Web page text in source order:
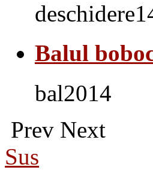
Balul
bal2014
Prev Next
Sus